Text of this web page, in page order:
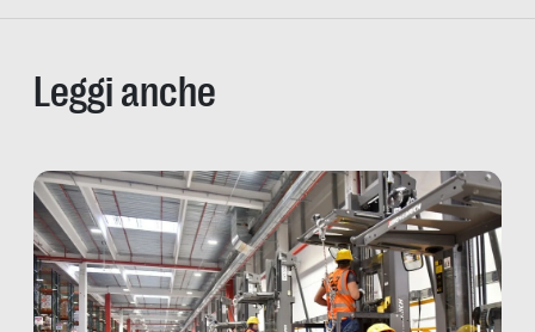
Leggi anche